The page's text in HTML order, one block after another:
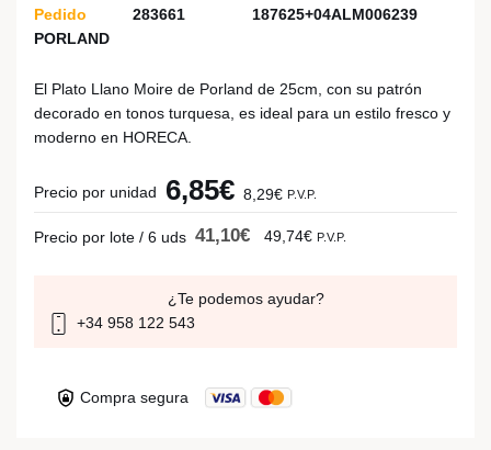
Pedido
283661
187625+04ALM006239
PORLAND
El Plato Llano Moire de Porland de 25cm, con su patrón
decorado en tonos turquesa, es ideal para un estilo fresco y
moderno en HORECA.
Precio por unidad 6,85€ 8,29€ P.V.P.
Precio por lote / 6 uds 41,10€ 49,74€ P.V.P.
¿Te podemos ayudar?
+34 958 122 543
Compra segura